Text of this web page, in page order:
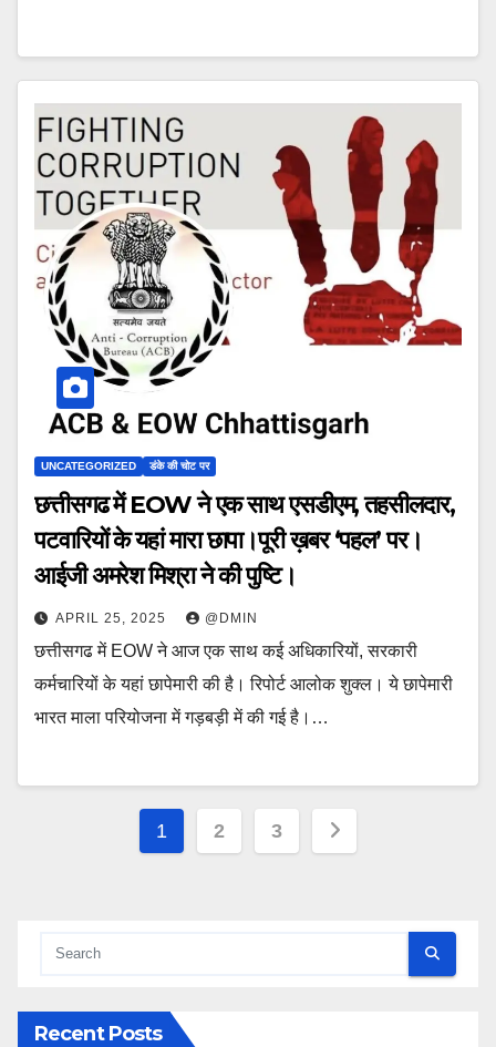
UNCATEGORIZED डंके की चोट पर
छत्तीसगढ में EOW ने एक साथ एसडीएम, तहसीलदार,
पटवारियों के यहां मारा छापा।पूरी ख़बर ‘पहल’ पर।
आईजी अमरेश मिश्रा ने की पुष्टि।
APRIL 25, 2025 @DMIN
छत्तीसगढ में EOW ने आज एक साथ कई अधिकारियों, सरकारी
कर्मचारियों के यहां छापेमारी की है। रिपोर्ट आलोक शुक्ल। ये छापेमारी
भारत माला परियोजना में गड़बड़ी में की गई है।…
Posts
1 2 3
Recent Posts